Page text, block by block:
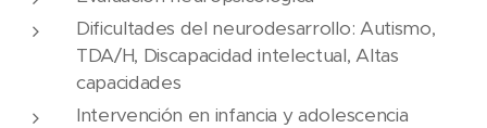
Dificultades del neurodesarrollo: Autismo,
TDA/H, Discapacidad intelectual, Altas
capacidades
Intervención en infancia y adolescencia